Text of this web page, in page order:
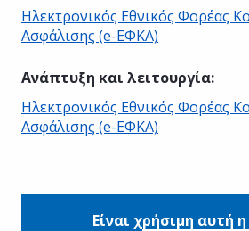
Ηλεκτρονικός Εθνικός Φορέας
Ασφάλισης (e-ΕΦΚΑ)
Ανάπτυξη και λειτουργία:
Ηλεκτρονικός Εθνικός Φορέας
Ασφάλισης (e-ΕΦΚΑ)
Είναι χρήσιμη αυτή